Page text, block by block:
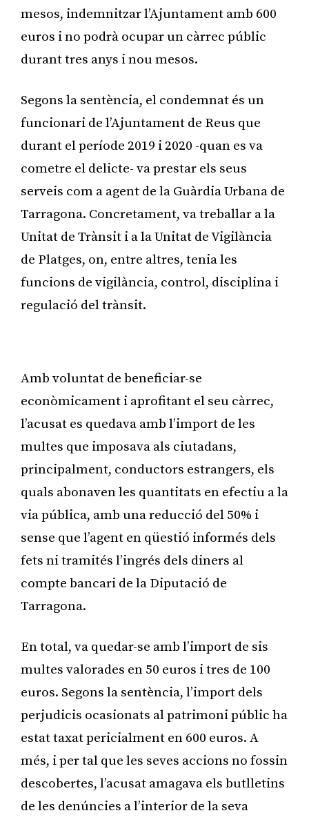
mesos, indemnitzar l’Ajuntament amb 600
euros i no podrà ocupar un càrrec públic
durant tres anys i nou mesos.
Segons la sentència, el condemnat és un
funcionari de l’Ajuntament de Reus que
durant el període 2019 i 2020 -quan es va
cometre el delicte- va prestar els seus
serveis com a agent de la Guàrdia Urbana de
Tarragona. Concretament, va treballar a la
Unitat de Trànsit i a la Unitat de Vigilància
de Platges, on, entre altres, tenia les
funcions de vigilància, control, disciplina i
regulació del trànsit.
Amb voluntat de beneficiar-se
econòmicament i aprofitant el seu càrrec,
l’acusat es quedava amb l’import de les
multes que imposava als ciutadans,
principalment, conductors estrangers, els
quals abonaven les quantitats en efectiu a la
via pública, amb una reducció del 50% i
sense que l’agent en qüestió informés dels
fets ni tramités l’ingrés dels diners al
compte bancari de la Diputació de
Tarragona.
En total, va quedar-se amb l’import de sis
multes valorades en 50 euros i tres de 100
euros. Segons la sentència, l’import dels
perjudicis ocasionats al patrimoni públic ha
estat taxat pericialment en 600 euros. A
més, i per tal que les seves accions no fossin
descobertes, l’acusat amagava els butlletins
de les denúncies a l’interior de la seva